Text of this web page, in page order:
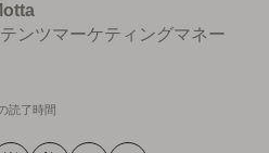
ンツマーケティングマネー
読了時間